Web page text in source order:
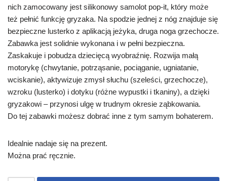
nich zamocowany jest silikonowy samolot pop-it, który może
też pełnić funkcję gryzaka. Na spodzie jednej z nóg znajduje się
bezpieczne lusterko z aplikacją jeżyka, druga noga grzechocze.
Zabawka jest solidnie wykonana i w pełni bezpieczna.
Zaskakuje i pobudza dziecięcą wyobraźnię. Rozwija małą
motorykę (chwytanie, potrząsanie, pociąganie, ugniatanie,
wciskanie), aktywizuje zmysł słuchu (szeleści, grzechocze),
wzroku (lusterko) i dotyku (różne wypustki i tkaniny), a dzięki
gryzakowi – przynosi ulgę w trudnym okresie ząbkowania.
Do tej zabawki możesz dobrać inne z tym samym bohaterem.
Idealnie nadaje się na prezent.
Można prać ręcznie.